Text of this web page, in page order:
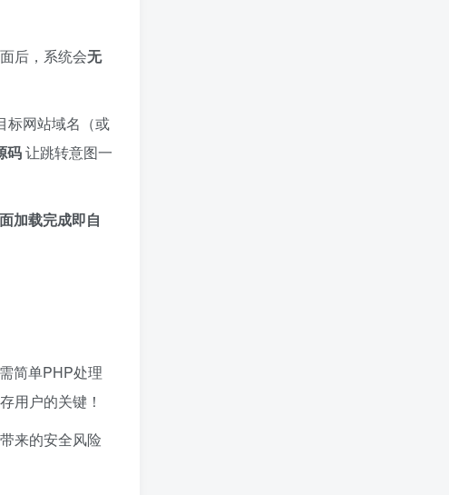
后，系统会无
标网站域名（或
码让跳转意图一
加载完成即自
简单PHP处理
用户的关键！
来的安全风险